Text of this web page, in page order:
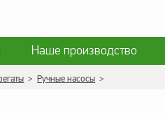
Наше производство
данных
данных
> Ручные насосы >